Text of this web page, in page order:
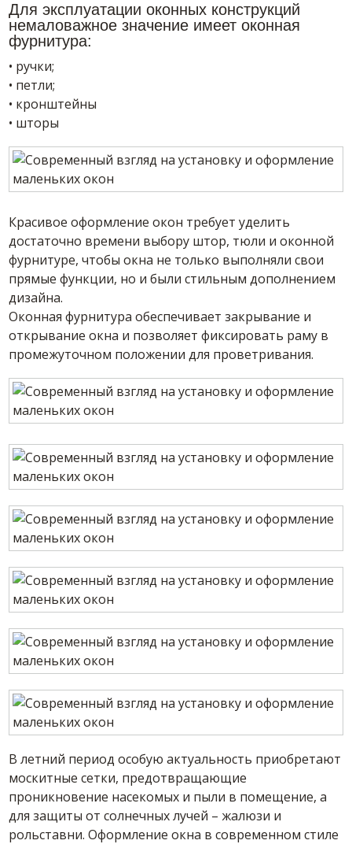
Для эксплуатации оконных конструкций
немаловажное значение имеет оконная
фурнитура:
• ручки;
• петли;
• кронштейны
• шторы
Красивое оформление окон требует уделить
достаточно времени выбору штор, тюли и оконной
фурнитуре, чтобы окна не только выполняли свои
прямые функции, но и были стильным дополнением
дизайна.
Оконная фурнитура обеспечивает закрывание и
открывание окна и позволяет фиксировать раму в
промежуточном положении для проветривания.
В летний период особую актуальность приобретают
москитные сетки, предотвращающие
проникновение насекомых и пыли в помещение, а
для защиты от солнечных лучей – жалюзи и
рольставни. Оформление окна в современном стиле